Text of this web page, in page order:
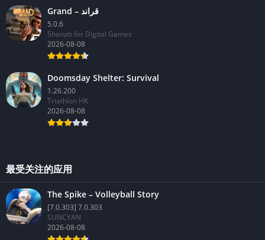
Grand – قراند
5.0.6
Shanab for Digital Games
2026-08-08
Doomsday Shelter: Survival
1.26.200
Triathlon HK
2026-08-08
最受关注的应用
The Spike – Volleyball Story
[7.0.303] 7.0.303
SUNCYAN
2026-08-08